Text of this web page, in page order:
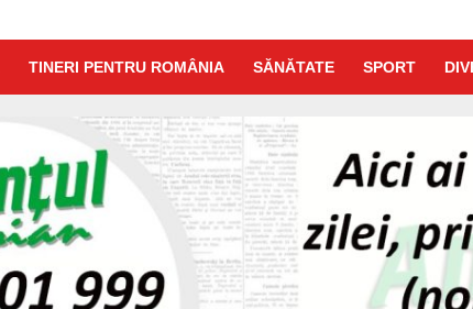
TINERI PENTRU ROMÂNIA SĂNĂTATE SPORT